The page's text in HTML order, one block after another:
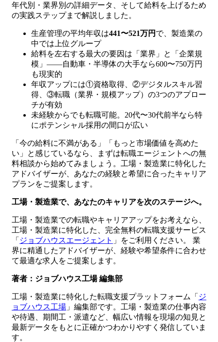
年代別・業界別の詳細データ、そして給料を上げるため
の実践ステップまで解説しました。
生産管理の平均年収は441〜521万円 で、製造業の
中では上位グループ
給料を左右する最大の要因は「業界」と「企業規
模」——自動車・半導体の大手なら600〜750万円
も現実的
年収アップには①資格取得、②デジタルスキル習
得、③転職（業界・規模アップ）の3つのアプロー
チが有効
未経験からでも転職可能。20代〜30代前半なら特
にポテンシャル採用の間口が広い
「今の給料に不満がある」「もっと市場価値を高めた
い」と感じているなら、まずは転職エージェントへの無
料相談から始めてみましょう。工場・製造業に特化した
アドバイザーが、あなたの経験と希望に合ったキャリア
プランをご提案します。
工場・製造業で、あなたのキャリアを次のステージへ。
工場・製造業での転職やキャリアアップをお考えなら、
工場・製造業に特化した、完全無料の転職支援サービス
「 ジョブハウスエージェント 」をご利用ください。 業
界に精通したアドバイザーが、経験や希望条件に合わせ
て最適な求人をご提案します。
著者：ジョブハウス工場 編集部
工場・製造業に特化した転職支援プラットフォーム「 ジ
ョブハウス工場 」編集部です。工場・製造業の仕事内容
や待遇、期間工・派遣など、幅広い情報を現場の知見と
最新データをもとに正確かつわかりやすく発信していま
す。